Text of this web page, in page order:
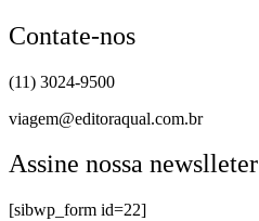
Contate-nos
(11) 3024-9500
viagem@editoraqual.com.br
Assine nossa newslleter
[sibwp_form id=22]